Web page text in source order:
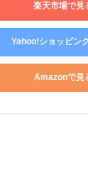
楽天市場で見
Yahoo!ショッピン
Amazonで見